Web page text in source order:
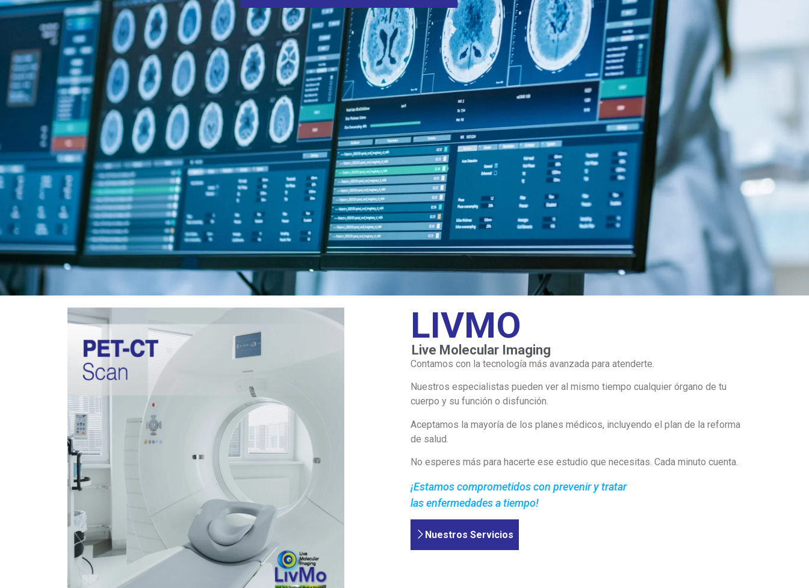
LIVMO
Live Molecular Imaging
Contamos con la tecnología más avanzada para atenderte.
Nuestros especialistas pueden ver al mismo tiempo cualquier órgano de tu
cuerpo y su función o disfunción.
Aceptamos la mayoría de los planes médicos, incluyendo el plan de la reforma
de salud.
No esperes más para hacerte ese estudio que necesitas. Cada minuto cuenta.
¡Estamos comprometidos con prevenir y tratar
las enfermedades a tiempo!
Nuestros Servicios